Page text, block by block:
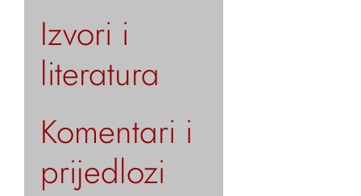
Izvori i
literatura
Komentari i
prijedlozi